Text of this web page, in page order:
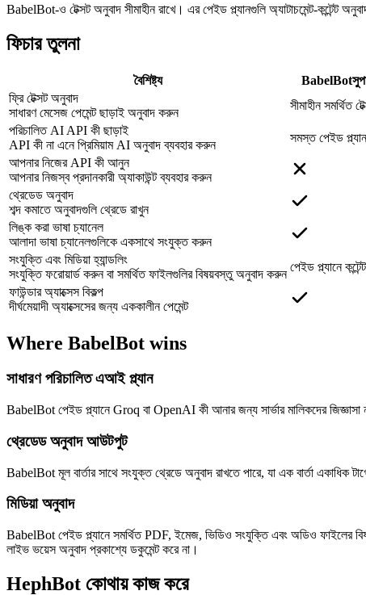
BabelBot-ও টেক্সট অনুবাদ সীমাহীন রাখে। এর পেইড প্ল্যানগুলি অ্যাটাচমেন্ট-কন্টেন্ট
ফিচার তুলনা
বৈশিষ্ট্য BabelBot
ফ্রি টেক্সট অনুবাদ
সাধারণ মেসেজ পেমেন্ট ছাড়াই অনুবাদ করুন
সীমাহীন সমর্থিত
পরিচালিত AI API কী ছাড়াই
API কী না এনে প্রিমিয়াম AI অনুবাদ ব্যবহার করুন
সমস্ত পেইড প্ল্যান
আপনার নিজের API কী আনুন
আপনার নিজস্ব প্রদানকারী অ্যাকাউন্ট ব্যবহার করুন
থ্রেডেড অনুবাদ
শব্দ কমাতে অনুবাদগুলি থ্রেডে রাখুন
লিঙ্ক করা ভাষা চ্যানেল
আলাদা ভাষা চ্যানেলগুলিকে একসাথে সংযুক্ত করুন
সংযুক্তি এবং মিডিয়া হ্যান্ডলিং
সংযুক্তি ফরোয়ার্ড করুন বা সমর্থিত ফাইলগুলির বিষয়বস্তু অনুবাদ করুন
পেইড প্ল্যানে
ফাউন্ডার অ্যাক্সেস বিকল্প
দীর্ঘমেয়াদী অ্যাক্সেসের জন্য এককালীন পেমেন্ট
Where BabelBot wins
সাধারণ পরিচালিত এআই প্ল্যান
BabelBot পেইড প্ল্যানে Groq বা OpenAI কী আনার জন্য সার্ভার মালিকদের
থ্রেডেড অনুবাদ আউটপুট
BabelBot মূল বার্তার সাথে সংযুক্ত থ্রেডে অনুবাদ রাখতে পারে, যা এক বার্তা একাধিক
মিডিয়া অনুবাদ
BabelBot পেইড প্ল্যানে সমর্থিত PDF, ইমেজ, ভিডিও সংযুক্তি এবং অডিও ফাইলের
লাইভ ভয়েস অনুবাদ প্রকাশ্যে ডকুমেন্ট করে না।
HephBot কোথায় কাজ করে